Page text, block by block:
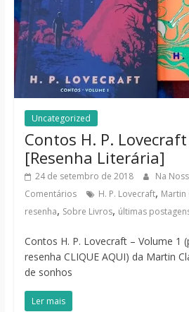
Uncategorized
Contos H. P.
[Resenha Literária]
24 de setembro de 2018 Na
Comentários
H. P. Lovecraft, Martin
resenha, Sobre Livros, últimas
Contos H. P. Lovecraft – Volume 1
resenha CLIQUE AQUI) da Martin
de sonhos
Ler mais